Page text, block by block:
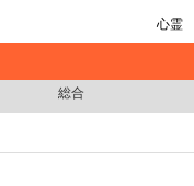
心霊
総合